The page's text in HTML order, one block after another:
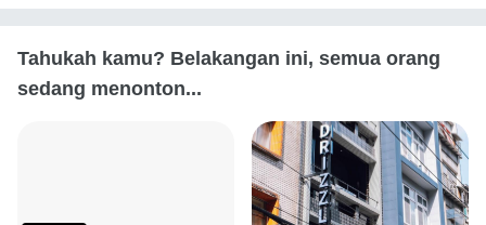
Tahukah kamu? Belakangan ini, semua orang
sedang menonton...